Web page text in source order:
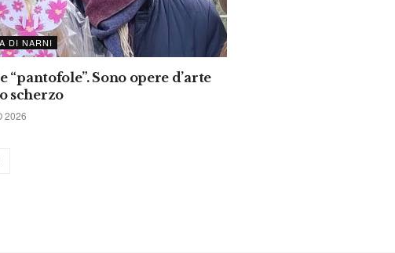
DI NARNI
“pantofole”. Sono opere d’arte
scherzo
2026